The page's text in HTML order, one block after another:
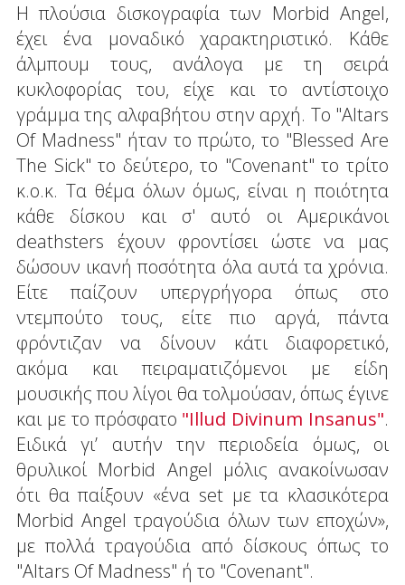
Η πλούσια δισκογραφία των Morbid Angel,
έχει ένα μοναδικό χαρακτηριστικό. Κάθε
άλμπουμ τους, ανάλογα με τη σειρά
κυκλοφορίας του, είχε και το αντίστοιχο
γράμμα της αλφαβήτου στην αρχή. Το "Altars
Of Madness" ήταν το πρώτο, το "Blessed Are
The Sick" το δεύτερο, το "Covenant" το τρίτο
κ.ο.κ. Τα θέμα όλων όμως, είναι η ποιότητα
κάθε δίσκου και σ' αυτό οι Αμερικάνοι
deathsters έχουν φροντίσει ώστε να μας
δώσουν ικανή ποσότητα όλα αυτά τα χρόνια.
Είτε παίζουν υπεργρήγορα όπως στο
ντεμπούτο τους, είτε πιο αργά, πάντα
φρόντιζαν να δίνουν κάτι διαφορετικό,
ακόμα και πειραματιζόμενοι με είδη
μουσικής που λίγοι θα τολμούσαν, όπως έγινε
και με το πρόσφατο "Illud Divinum Insanus".
Ειδικά γι’ αυτήν την περιοδεία όμως, οι
θρυλικοί Morbid Angel μόλις ανακοίνωσαν
ότι θα παίξουν «ένα set με τα κλασικότερα
Morbid Angel τραγούδια όλων των εποχών»,
με πολλά τραγούδια από δίσκους όπως το
"Altars Of Madness" ή το "Covenant".